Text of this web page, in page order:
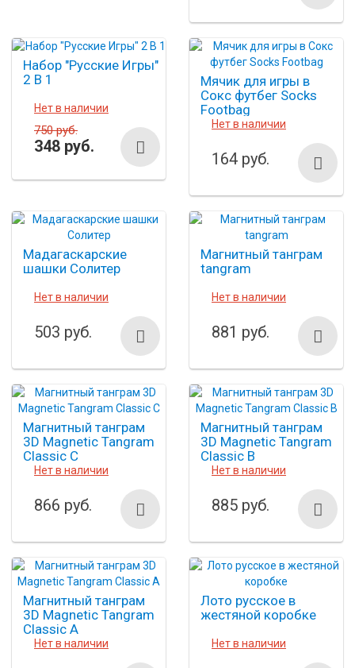
Набор "Русские Игры"
2 В 1
Нет в наличии
750 руб.
348 руб.
Мячик для игры в
Сокс футбег Socks
Footbag
Нет в наличии
164 руб.
Мадагаскарские
шашки Солитер
Нет в наличии
503 руб.
Магнитный танграм
tangram
Нет в наличии
881 руб.
Магнитный танграм
3D Magnetic Tangram
Classic C
Нет в наличии
866 руб.
Магнитный танграм
3D Magnetic Tangram
Classic B
Нет в наличии
885 руб.
Магнитный танграм
3D Magnetic Tangram
Classic A
Нет в наличии
Лото русское в
жестяной коробке
Нет в наличии